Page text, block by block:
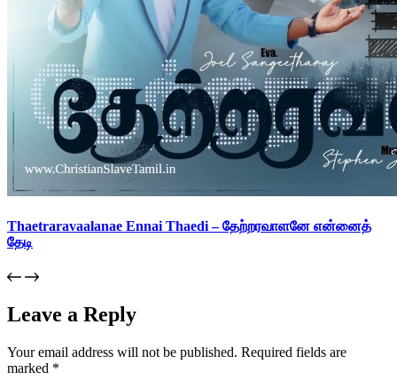
Thaetraravaalanae Ennai Thaedi – தேற்றரவாளனே என்னைத்
தேடி
Leave a Reply
Your email address will not be published. Required fields are
marked *